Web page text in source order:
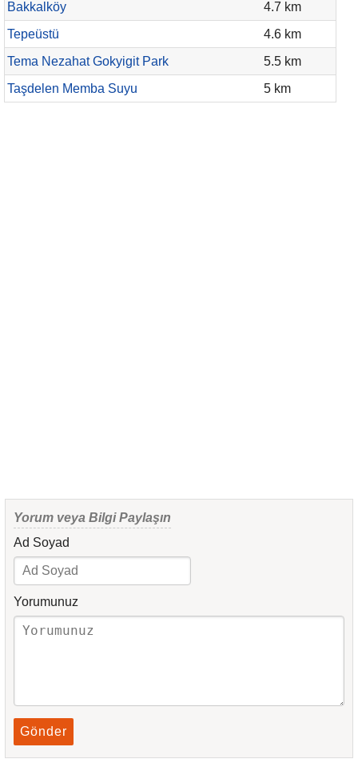
Bakkalköy
4.7 km
Tepeüstü
4.6 km
Tema Nezahat Gokyigit Park
5.5 km
Taşdelen Memba Suyu
5 km
Yorum veya Bilgi Paylaşın
Ad Soyad
Yorumunuz
Gönder